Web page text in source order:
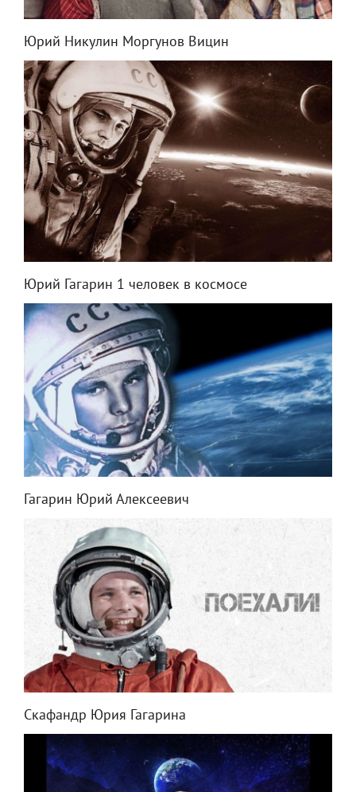
Юрий Никулин Моргунов Вицин
Юрий Гагарин 1 человек в космосе
Гагарин Юрий Алексеевич
Скафандр Юрия Гагарина